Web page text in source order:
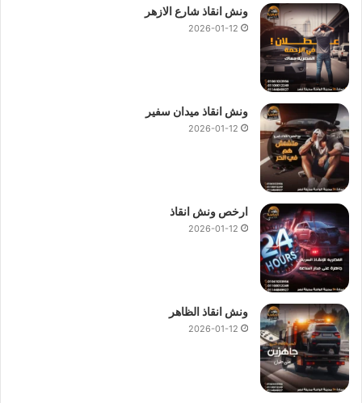
ونش انقاذ شارع الازهر
2026-01-12
ونش انقاذ ميدان سفير
2026-01-12
ارخص ونش انقاذ
2026-01-12
ونش انقاذ الظاهر
2026-01-12